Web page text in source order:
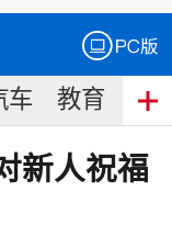
车 教育 食
新人祝福